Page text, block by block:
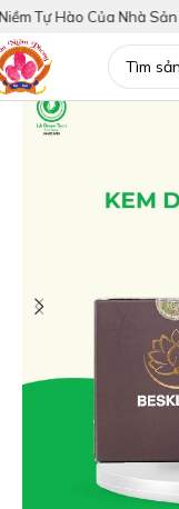
Hào Của Nhà Sản Xuất